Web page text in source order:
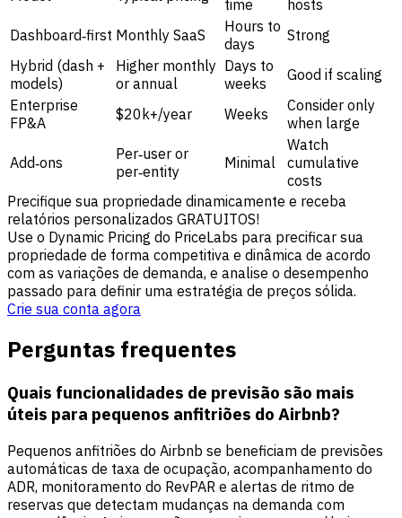
time
hosts
Dashboard‑first Monthly SaaS
Hours to
days
Strong
Hybrid (dash +
models)
Higher monthly
or annual
Days to
weeks
Good if scaling
Enterprise
FP&A
$20k+/year Weeks
Consider only
when large
Add‑ons
Per‑user or
per‑entity
Minimal
Watch
cumulative
costs
Precifique sua propriedade dinamicamente e receba
relatórios personalizados GRATUITOS!
Use o Dynamic Pricing do PriceLabs para precificar sua
propriedade de forma competitiva e dinâmica de acordo
com as variações de demanda, e analise o desempenho
passado para definir uma estratégia de preços sólida.
Crie sua conta agora
Perguntas frequentes
Quais funcionalidades de previsão são mais
úteis para pequenos anfitriões do Airbnb?
Pequenos anfitriões do Airbnb se beneficiam de previsões
automáticas de taxa de ocupação, acompanhamento do
ADR, monitoramento do RevPAR e alertas de ritmo de
reservas que detectam mudanças na demanda com